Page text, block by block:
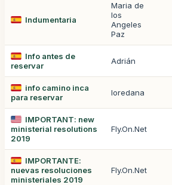
Indumentaria
Maria de
los
Angeles
Paz
Info antes de
reservar
Adrián
info camino inca
para reservar
loredana
IMPORTANT: new
ministerial resolutions
2019
Fly.On.Net
IMPORTANTE:
nuevas resoluciones
ministeriales 2019
Fly.On.Net